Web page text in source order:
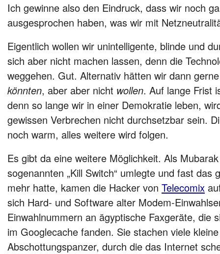
Ich gewinne also den Eindruck, dass wir noch
ausgesprochen haben, was wir mit
Eigentlich wollen wir unintelligente, blinde und
sich aber nicht machen lassen, denn die
weggehen. Gut. Alternativ hätten wir dann
könnten, aber aber nicht wollen. Auf lange Frist
denn so lange wir in einer Demokratie leben,
gewissen Verbrechen nicht durchsetzbar sein.
noch warm, alles weitere wird folgen.
Es gibt da eine weitere Möglichkeit. Als
sogenannten „Kill Switch“ umlegte und fast das
mehr hatte, kamen die Hacker von Telecomix
sich Hard- und Software alter Modem-
Einwahlnummern an ägyptische Faxgeräte, die
im Googlecache fanden. Sie stachen viele
Abschottungspanzer, durch die das Internet